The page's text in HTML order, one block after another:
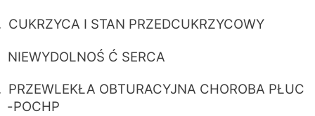
CUKRZYCA I STAN PRZEDCUKRZYCOWY
NIEWYDOLNOŚ Ć SERCA
PRZEWLEKŁA OBTURACYJNA CHOROBA PŁUC
-POCHP